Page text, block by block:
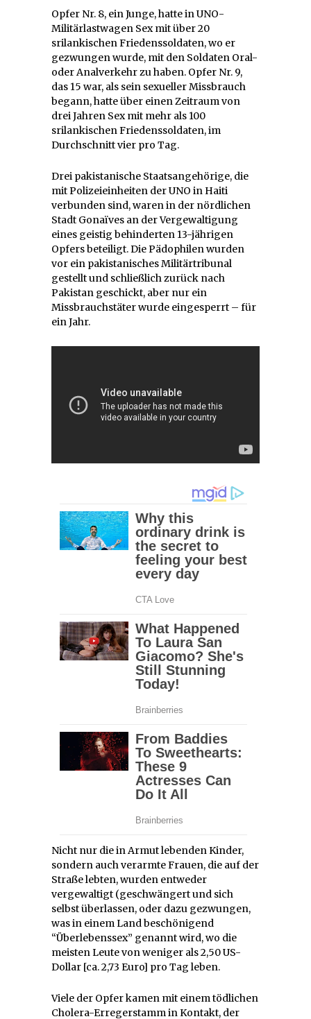
Opfer Nr. 8, ein Junge, hatte in UNO-
Militärlastwagen Sex mit über 20
srilankischen Friedenssoldaten, wo er
gezwungen wurde, mit den Soldaten Oral-
oder Analverkehr zu haben. Opfer Nr. 9,
das 15 war, als sein sexueller Missbrauch
begann, hatte über einen Zeitraum von
drei Jahren Sex mit mehr als 100
srilankischen Friedenssoldaten, im
Durchschnitt vier pro Tag.
Drei pakistanische Staatsangehörige, die
mit Polizeieinheiten der UNO in Haiti
verbunden sind, waren in der nördlichen
Stadt Gonaïves an der Vergewaltigung
eines geistig behinderten 13-jährigen
Opfers beteiligt. Die Pädophilen wurden
vor ein pakistanisches Militärtribunal
gestellt und schließlich zurück nach
Pakistan geschickt, aber nur ein
Missbrauchstäter wurde eingesperrt – für
ein Jahr.
Nicht nur die in Armut lebenden Kinder,
sondern auch verarmte Frauen, die auf der
Straße lebten, wurden entweder
vergewaltigt (geschwängert und sich
selbst überlassen, oder dazu gezwungen,
was in einem Land beschönigend
“Überlebenssex” genannt wird, wo die
meisten Leute von weniger als 2,50 US-
Dollar [ca. 2,73 Euro] pro Tag leben.
Viele der Opfer kamen mit einem tödlichen
Cholera-Erregerstamm in Kontakt, der